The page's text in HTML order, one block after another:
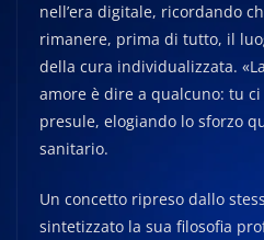
nell’era digitale, ricordando
rimanere, prima di tutto, il
della cura individualizzata.
amore è dire a qualcuno: tu
presule, elogiando lo sforzo
sanitario.
Un concetto ripreso dallo
sintetizzato la sua filosofia